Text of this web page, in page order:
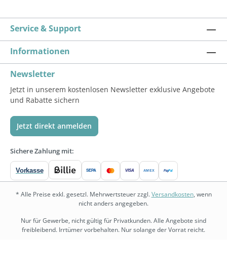
Service & Support
Informationen
Newsletter
Jetzt in unserem kostenlosen Newsletter exklusive Angebote
und Rabatte sichern
Jetzt direkt anmelden
Sichere Zahlung mit:
Vorkasse SEPA VISA AMEX PayPal
* Alle Preise exkl. gesetzl. Mehrwertsteuer zzgl.Versandkosten, wenn
nicht anders angegeben.
Nur für Gewerbe, nicht gültig für Privatkunden. Alle Angebote sind
freibleibend. Irrtümer vorbehalten. Nur solange der Vorrat reicht.